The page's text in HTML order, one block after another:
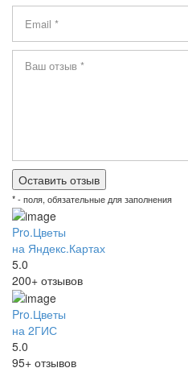
* - поля, обязательные для заполнения
Pro.Цветы
на Яндекс.Картах
5.0
200+ отзывов
Pro.Цветы
на 2ГИС
5.0
95+ отзывов